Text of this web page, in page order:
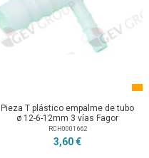
Pieza T plástico empalme de tubo
ø 12-6-12mm 3 vías Fagor
RCH0001662
3,60 €